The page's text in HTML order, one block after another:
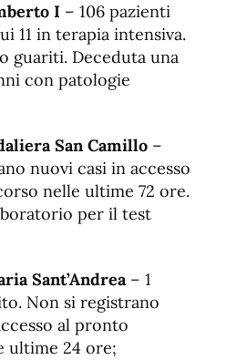
I – 106 pazienti
11 in terapia intensiva.
guariti. Deceduta una
con patologie
San Camillo –
nuovi casi in accesso
nelle ultime 72 ore.
per il test
Sant’Andrea– 1
Non si registrano
al pronto
ultime 24 ore;